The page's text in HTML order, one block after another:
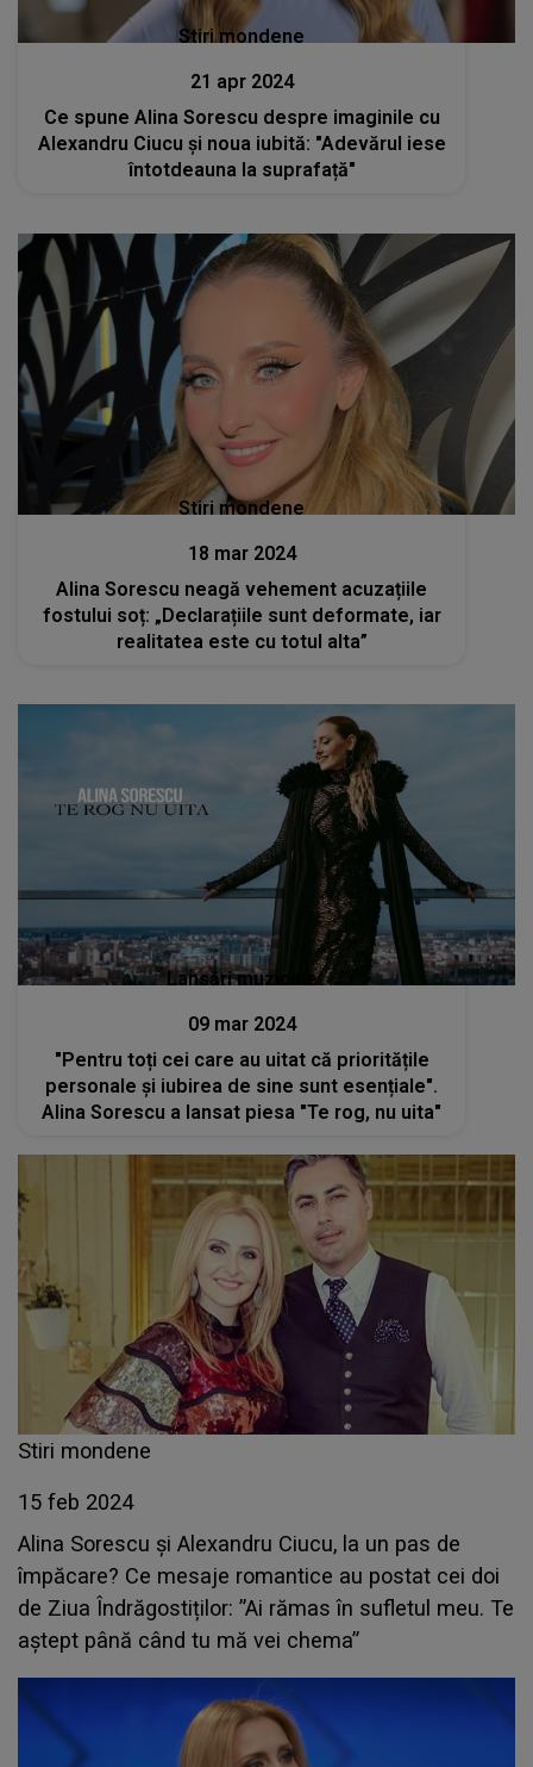
Stiri mondene
21 apr 2024
Ce spune Alina Sorescu despre imaginile cu
Alexandru Ciucu și noua iubită: "Adevărul iese
întotdeauna la suprafață"
Stiri mondene
18 mar 2024
Alina Sorescu neagă vehement acuzațiile
fostului soț: „Declarațiile sunt deformate, iar
realitatea este cu totul alta”
Lansări muzicale
09 mar 2024
"Pentru toți cei care au uitat că prioritățile
personale și iubirea de sine sunt esențiale".
Alina Sorescu a lansat piesa "Te rog, nu uita"
Stiri mondene
15 feb 2024
Alina Sorescu și Alexandru Ciucu, la un pas de
împăcare? Ce mesaje romantice au postat cei doi
de Ziua Îndrăgostiților: ”Ai rămas în sufletul meu. Te
aștept până când tu mă vei chema”